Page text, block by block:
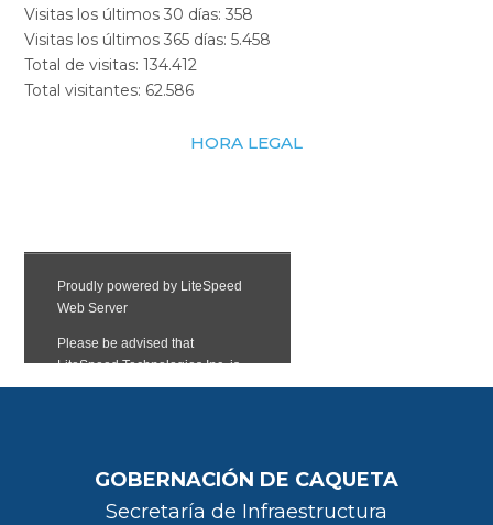
Visitas los últimos 30 días:358
Visitas los últimos 365 días:5.458
Total de visitas:134.412
Total visitantes: 62.586
HORA LEGAL
GOBERNACIÓN DE CAQUETA
Secretaría de Infraestructura